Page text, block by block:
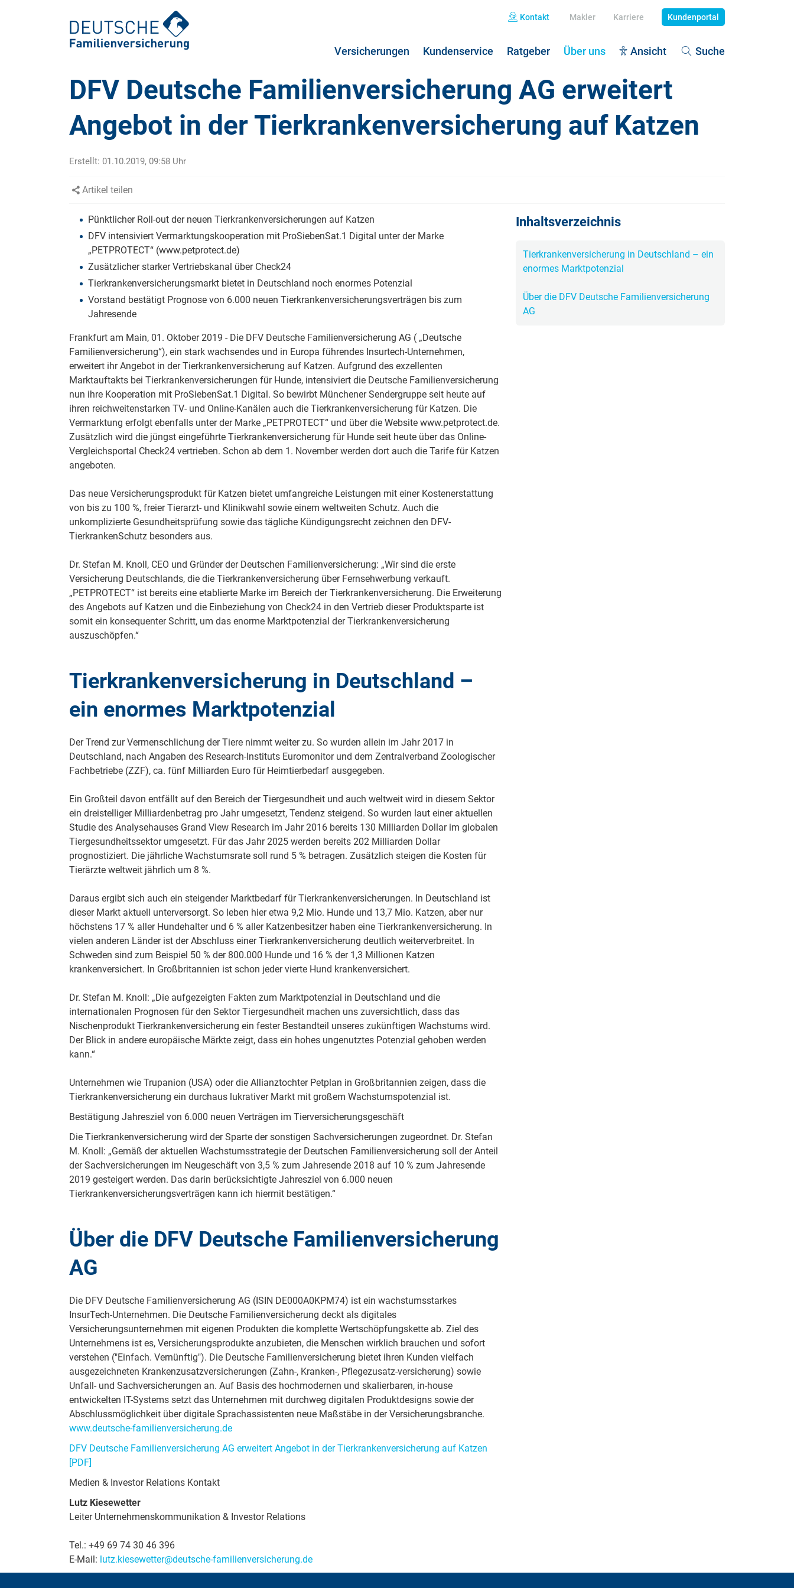
Versicherungen
Ambulante Zusatzversicherung
Pflegezusatzversicherung
Unfallversicherung
Zahnzusatzversicherung
Private Haftpflichtversicherung
Verkehrsrechtsschutz
Hundekrankenversicherung
24h Unfallversicherung
Kundenservice Ratgeber
Zahnspange: Kosten & Behandlung
Veneers für Zähne
Grippe: Symptome & Behandlung
Kopfschmerzen
Kostenexplosion
Pflegefall: Vermögen schützen
Rasseportrait des Dackels
Zwingerhusten beim Hund
Würmer, Wurmkur & Entwurmung
Tierarztkosten für Hunde 2025
Listenhunde in Deutschland
Krank im Urlaub
Packliste Urlaub
Portugal Urlaub
Urlaub mit Kindern
Das neue Elterngeld
Über uns Ansicht Suche
Kontakt Makler Karriere Kundenportal
DFV Deutsche Familienversicherung AG erweitert
Angebot in der Tierkrankenversicherung auf Katzen
Erstellt: 01.10.2019, 09:58 Uhr
Artikel teilen
Pünktlicher Roll-out der neuen Tierkrankenversicherungen auf Katzen
DFV intensiviert Vermarktungskooperation mit ProSiebenSat.1 Digital unter der Marke
„PETPROTECT“ (www.petprotect.de)
Zusätzlicher starker Vertriebskanal über Check24
Tierkrankenversicherungsmarkt bietet in Deutschland noch enormes Potenzial
Vorstand bestätigt Prognose von 6.000 neuen Tierkrankenversicherungsverträgen bis zum
Jahresende
Frankfurt am Main, 01. Oktober 2019 - Die DFV Deutsche Familienversicherung AG ( „Deutsche
Familienversicherung“), ein stark wachsendes und in Europa führendes Insurtech-Unternehmen,
erweitert ihr Angebot in der Tierkrankenversicherung auf Katzen. Aufgrund des exzellenten
Marktauftakts bei Tierkrankenversicherungen für Hunde, intensiviert die Deutsche Familienversicherung
nun ihre Kooperation mit ProSiebenSat.1 Digital. So bewirbt Münchener Sendergruppe seit heute auf
ihren reichweitenstarken TV- und Online-Kanälen auch die Tierkrankenversicherung für Katzen. Die
Vermarktung erfolgt ebenfalls unter der Marke „PETPROTECT“ und über die Website www.petprotect.de.
Zusätzlich wird die jüngst eingeführte Tierkrankenversicherung für Hunde seit heute über das Online-
Vergleichsportal Check24 vertrieben. Schon ab dem 1. November werden dort auch die Tarife für Katzen
angeboten.
Das neue Versicherungsprodukt für Katzen bietet umfangreiche Leistungen mit einer Kostenerstattung
von bis zu 100 %, freier Tierarzt- und Klinikwahl sowie einem weltweiten Schutz. Auch die
unkomplizierte Gesundheitsprüfung sowie das tägliche Kündigungsrecht zeichnen den DFV-
TierkrankenSchutz besonders aus.
Dr. Stefan M. Knoll, CEO und Gründer der Deutschen Familienversicherung: „Wir sind die erste
Versicherung Deutschlands, die die Tierkrankenversicherung über Fernsehwerbung verkauft.
„PETPROTECT“ ist bereits eine etablierte Marke im Bereich der Tierkrankenversicherung. Die Erweiterung
des Angebots auf Katzen und die Einbeziehung von Check24 in den Vertrieb dieser Produktsparte ist
somit ein konsequenter Schritt, um das enorme Marktpotenzial der Tierkrankenversicherung
auszuschöpfen.“
Tierkrankenversicherung in Deutschland –
ein enormes Marktpotenzial
Der Trend zur Vermenschlichung der Tiere nimmt weiter zu. So wurden allein im Jahr 2017 in
Deutschland, nach Angaben des Research-Instituts Euromonitor und dem Zentralverband Zoologischer
Fachbetriebe (ZZF), ca. fünf Milliarden Euro für Heimtierbedarf ausgegeben.
Ein Großteil davon entfällt auf den Bereich der Tiergesundheit und auch weltweit wird in diesem Sektor
ein dreistelliger Milliardenbetrag pro Jahr umgesetzt, Tendenz steigend. So wurden laut einer aktuellen
Studie des Analysehauses Grand View Research im Jahr 2016 bereits 130 Milliarden Dollar im globalen
Tiergesundheitssektor umgesetzt. Für das Jahr 2025 werden bereits 202 Milliarden Dollar
prognostiziert. Die jährliche Wachstumsrate soll rund 5 % betragen. Zusätzlich steigen die Kosten für
Tierärzte weltweit jährlich um 8 %.
Daraus ergibt sich auch ein steigender Marktbedarf für Tierkrankenversicherungen. In Deutschland ist
dieser Markt aktuell unterversorgt. So leben hier etwa 9,2 Mio. Hunde und 13,7 Mio. Katzen, aber nur
höchstens 17 % aller Hundehalter und 6 % aller Katzenbesitzer haben eine Tierkrankenversicherung. In
vielen anderen Länder ist der Abschluss einer Tierkrankenversicherung deutlich weiterverbreitet. In
Schweden sind zum Beispiel 50 % der 800.000 Hunde und 16 % der 1,3 Millionen Katzen
krankenversichert. In Großbritannien ist schon jeder vierte Hund krankenversichert.
Dr. Stefan M. Knoll: „Die aufgezeigten Fakten zum Marktpotenzial in Deutschland und die
internationalen Prognosen für den Sektor Tiergesundheit machen uns zuversichtlich, dass das
Nischenprodukt Tierkrankenversicherung ein fester Bestandteil unseres zukünftigen Wachstums wird.
Der Blick in andere europäische Märkte zeigt, dass ein hohes ungenutztes Potenzial gehoben werden
kann.“
Unternehmen wie Trupanion (USA) oder die Allianztochter Petplan in Großbritannien zeigen, dass die
Tierkrankenversicherung ein durchaus lukrativer Markt mit großem Wachstumspotenzial ist.
Bestätigung Jahresziel von 6.000 neuen Verträgen im Tierversicherungsgeschäft
Die Tierkrankenversicherung wird der Sparte der sonstigen Sachversicherungen zugeordnet. Dr. Stefan
M. Knoll: „Gemäß der aktuellen Wachstumsstrategie der Deutschen Familienversicherung soll der Anteil
der Sachversicherungen im Neugeschäft von 3,5 % zum Jahresende 2018 auf 10 % zum Jahresende
2019 gesteigert werden. Das darin berücksichtigte Jahresziel von 6.000 neuen
Tierkrankenversicherungsverträgen kann ich hiermit bestätigen.“
Über die DFV Deutsche Familienversicherung
AG
Die DFV Deutsche Familienversicherung AG (ISIN DE000A0KPM74) ist ein wachstumsstarkes
InsurTech-Unternehmen. Die Deutsche Familienversicherung deckt als digitales
Versicherungsunternehmen mit eigenen Produkten die komplette Wertschöpfungskette ab. Ziel des
Unternehmens ist es, Versicherungsprodukte anzubieten, die Menschen wirklich brauchen und sofort
verstehen ("Einfach. Vernünftig"). Die Deutsche Familienversicherung bietet ihren Kunden vielfach
ausgezeichneten Krankenzusatzversicherungen (Zahn-, Kranken-, Pflegezusatz-versicherung) sowie
Unfall- und Sachversicherungen an. Auf Basis des hochmodernen und skalierbaren, in-house
entwickelten IT-Systems setzt das Unternehmen mit durchweg digitalen Produktdesigns sowie der
Abschlussmöglichkeit über digitale Sprachassistenten neue Maßstäbe in der Versicherungsbranche.
www.deutsche-familienversicherung.de
DFV Deutsche Familienversicherung AG erweitert Angebot in der Tierkrankenversicherung auf Katzen
[PDF]
Medien & Investor Relations Kontakt
Lutz Kiesewetter
Leiter Unternehmenskommunikation & Investor Relations
Tel.: +49 69 74 30 46 396
E-Mail: lutz.kiesewetter@deutsche-familienversicherung.de
Inhaltsverzeichnis
Tierkrankenversicherung in Deutschland – ein
enormes Marktpotenzial
Über die DFV Deutsche Familienversicherung
AG